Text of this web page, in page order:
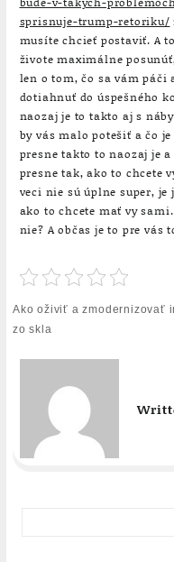
sprisnuje-trump-retoriku/
musíte chcieť postaviť. A
živote maximálne
len o tom, čo sa vám páči
dotiahnuť do úspešného
naozaj je to takto aj s
by vás malo potešiť a čo
presne takto to naozaj je
presne tak, ako to chcete
veci nie sú úplne super, je
ako to chcete mať vy
nie? A občas je to pre vás
Navigace
pro
Ako oživiť a zmodernizovať
zo skla